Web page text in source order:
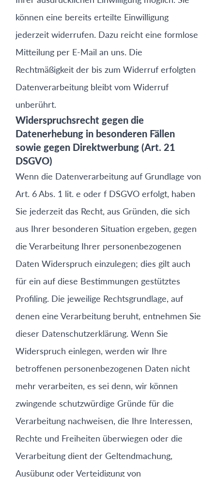
können eine bereits erteilte Einwilligung
jederzeit widerrufen. Dazu reicht eine formlose
Mitteilung per E-Mail an uns. Die
Rechtmäßigkeit der bis zum Widerruf erfolgten
Datenverarbeitung bleibt vom Widerruf
unberührt.
Widerspruchsrecht gegen die
Datenerhebung in besonderen Fällen
sowie gegen Direktwerbung (Art. 21
DSGVO)
Wenn die Datenverarbeitung auf Grundlage von
Art. 6 Abs. 1 lit. e oder f DSGVO erfolgt, haben
Sie jederzeit das Recht, aus Gründen, die sich
aus Ihrer besonderen Situation ergeben, gegen
die Verarbeitung Ihrer personenbezogenen
Daten Widerspruch einzulegen; dies gilt auch
für ein auf diese Bestimmungen gestütztes
Profiling. Die jeweilige Rechtsgrundlage, auf
denen eine Verarbeitung beruht, entnehmen Sie
dieser Datenschutzerklärung. Wenn Sie
Widerspruch einlegen, werden wir Ihre
betroffenen personenbezogenen Daten nicht
mehr verarbeiten, es sei denn, wir können
zwingende schutzwürdige Gründe für die
Verarbeitung nachweisen, die Ihre Interessen,
Rechte und Freiheiten überwiegen oder die
Verarbeitung dient der Geltendmachung,
Ausübung oder Verteidigung von